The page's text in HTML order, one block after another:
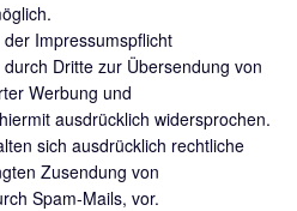
Impressumspflicht
Dritte zur Übersendung von
Werbung und
ausdrücklich widersprochen.
sich ausdrücklich rechtliche
Zusendung von
Spam-Mails, vor.